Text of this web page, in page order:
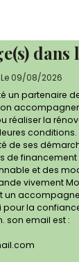
Le 09/08/2026
un partenaire
réaliser la
de ses
de
et des
vivement
un
pour la
son email est :